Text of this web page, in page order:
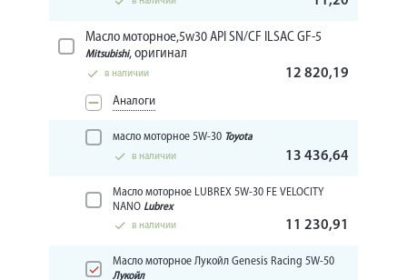
Масло моторное,5w30 API SN/CF ILSAC GF-5
Mitsubishi, оригинал
в наличии 12 820,19
Аналоги
масло моторное 5W-30 Toyota
в наличии
13 436,64
Масло моторное LUBREX 5W-30 FE VELOCITY
NANO Lubrex
в наличии
11 230,91
Масло моторное Лукойл Genesis Racing 5W-50
Лукойл